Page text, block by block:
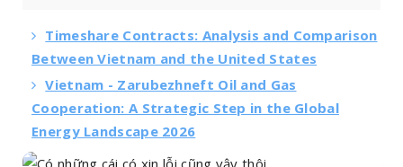
Timeshare Contracts: Analysis and Comparison
Between Vietnam and the United States
Vietnam - Zarubezhneft Oil and Gas
Cooperation: A Strategic Step in the Global
Energy Landscape 2026